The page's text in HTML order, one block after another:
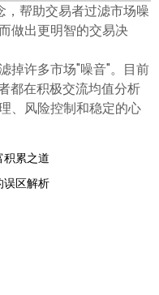
，帮助交易者过滤市场噪
做出更明智的交易决
掉许多市场"噪音"。目前
都在积极交流均值分析
、风险控制和稳定的心
积累之道
误区解析